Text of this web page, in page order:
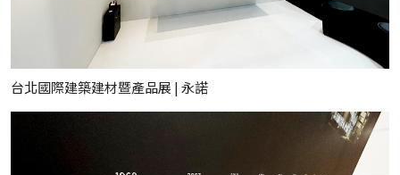
台北國際建築建材暨產品展 | 永諾